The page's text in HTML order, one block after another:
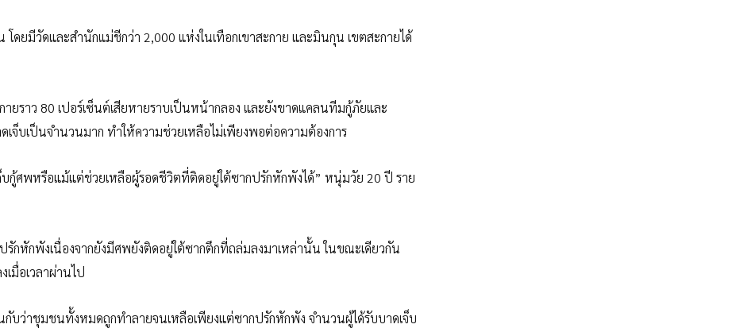
ดยมีวัดและสำนักแม่ชีกว่า 2,000 แห่งในเทือกเขาสะกาย และมินกุน เขตสะกายได้
ยราว 80 เปอร์เซ็นต์เสียหายราบเป็นหน้ากลอง และยังขาดแคลนทีมกู้ภัยและ
เจ็บเป็นจำนวนมาก ทำให้ความช่วยเหลือไม่เพียงพอต่อความต้องการ
บกู้ศพหรือแม้แต่ช่วยเหลือผู้รอดชีวิตที่ติดอยู่ใต้ซากปรักหักพังได้” หนุ่มวัย 20 ปี ราย
กหักพังเนื่องจากยังมีศพยังติดอยู่ใต้ซากตึกที่ถล่มลงมาเหล่านั้น ในขณะเดียวกัน
มื่อเวลาผ่านไป
กับว่าชุมชนทั้งหมดถูกทำลายจนเหลือเพียงแต่ซากปรักหักพัง จำนวนผู้ได้รับบาดเจ็บ